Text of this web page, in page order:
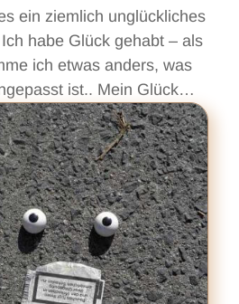
ein ziemlich unglückliches
habe Glück gehabt – als
ich etwas anders, was
ist.. Mein Glück…